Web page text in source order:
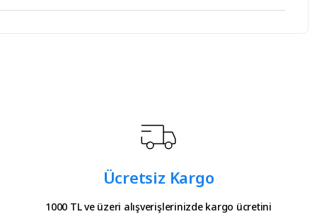
Ücretsiz Kargo
1000 TL ve üzeri alışverişlerinizde kargo ücretini